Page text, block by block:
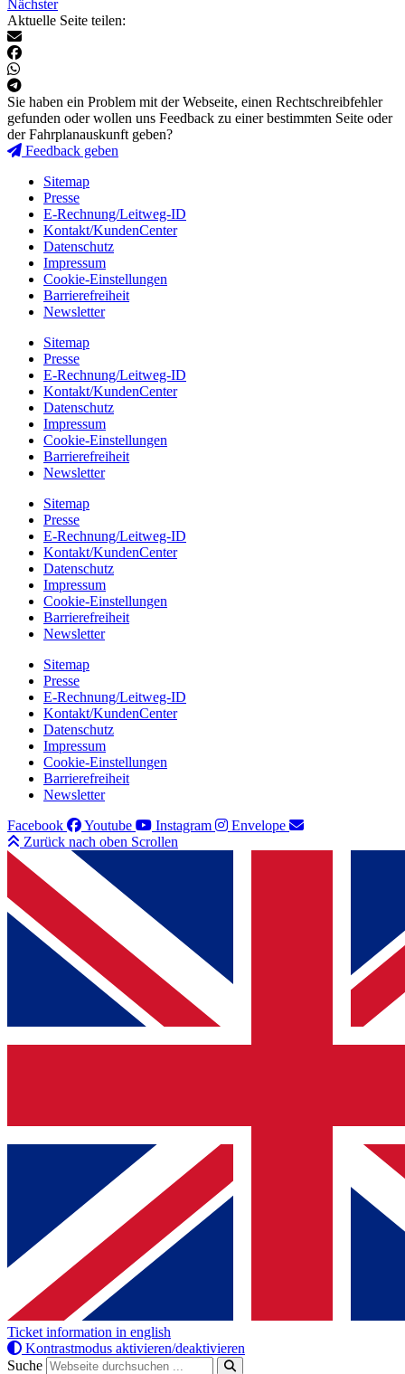
Nächster
Aktuelle Seite teilen:
Sie haben ein Problem mit der Webseite, einen Rechtschreibfehler
gefunden oder wollen uns Feedback zu einer bestimmten Seite oder
der Fahrplanauskunft geben?
Feedback geben
Sitemap
Presse
E-Rechnung/Leitweg-ID
Kontakt/KundenCenter
Datenschutz
Impressum
Cookie-Einstellungen
Barrierefreiheit
Newsletter
Sitemap
Presse
E-Rechnung/Leitweg-ID
Kontakt/KundenCenter
Datenschutz
Impressum
Cookie-Einstellungen
Barrierefreiheit
Newsletter
Sitemap
Presse
E-Rechnung/Leitweg-ID
Kontakt/KundenCenter
Datenschutz
Impressum
Cookie-Einstellungen
Barrierefreiheit
Newsletter
Sitemap
Presse
E-Rechnung/Leitweg-ID
Kontakt/KundenCenter
Datenschutz
Impressum
Cookie-Einstellungen
Barrierefreiheit
Newsletter
Facebook
Youtube Instagram
Envelope
Zurück nach oben Scrollen
Ticket information in english
Kontrastmodus aktivieren/deaktivieren
Suche